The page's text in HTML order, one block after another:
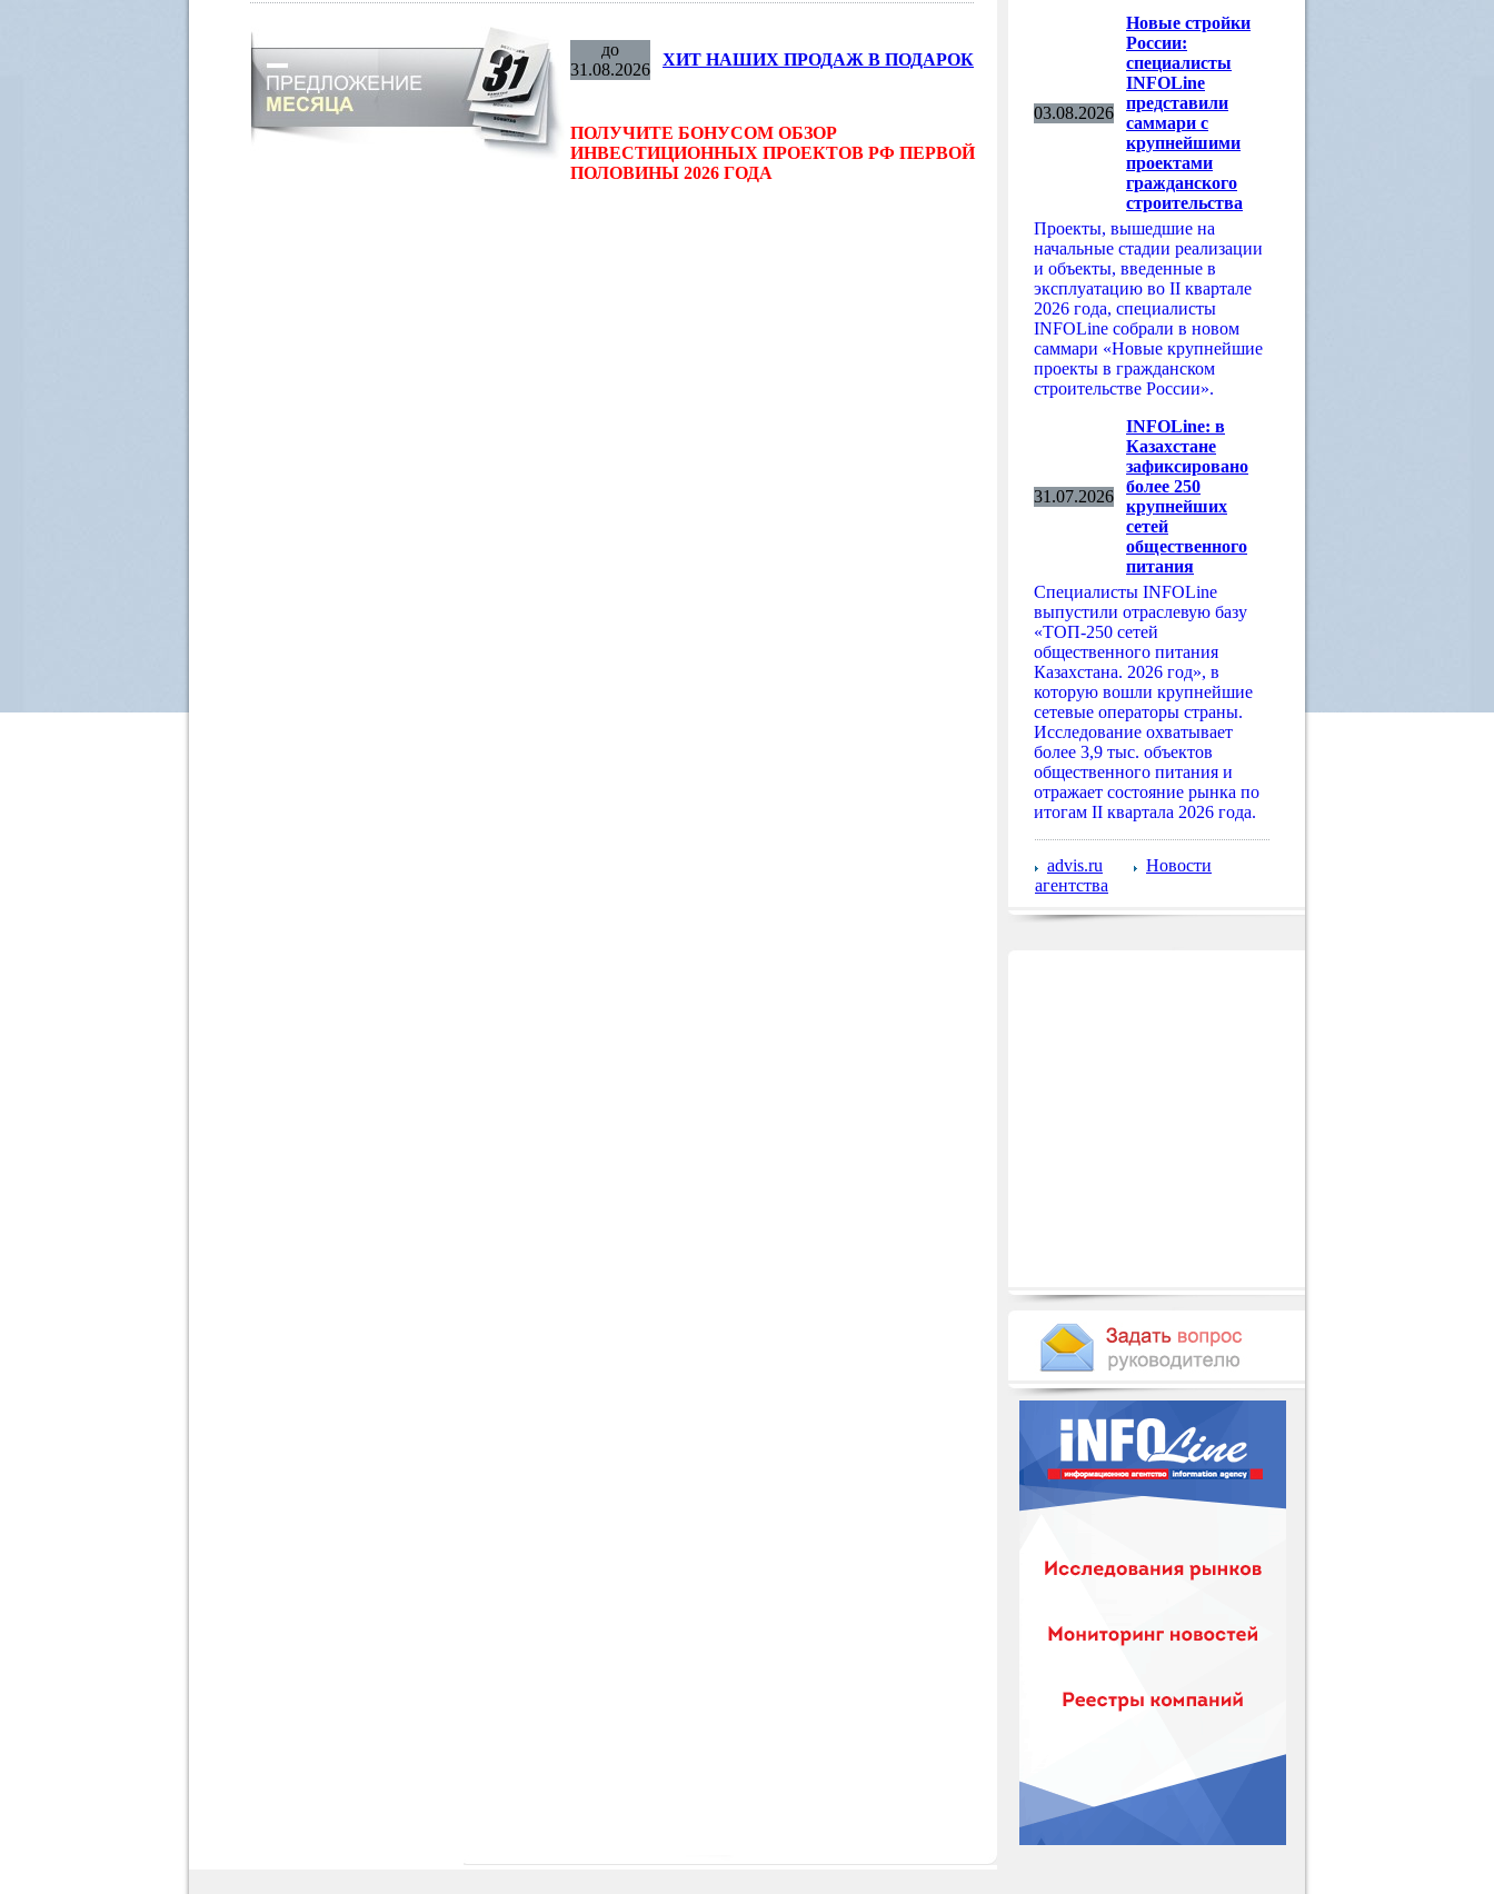
до
31.08.2026
ХИТ НАШИХ ПРОДАЖ В ПОДАРОК
ПОЛУЧИТЕ БОНУСОМ ОБЗОР
ИНВЕСТИЦИОННЫХ ПРОЕКТОВ РФ ПЕРВОЙ
ПОЛОВИНЫ 2026 ГОДА
03.08.2026
Новые стройки
России:
специалисты
INFOLine
представили
саммари с
крупнейшими
проектами
гражданского
строительства
Проекты, вышедшие на
начальные стадии реализации
и объекты, введенные в
эксплуатацию во II квартале
2026 года, специалисты
INFOLine собрали в новом
саммари «Новые крупнейшие
проекты в гражданском
строительстве России».
31.07.2026
INFOLine: в
Казахстане
зафиксировано
более 250
крупнейших
сетей
общественного
питания
Специалисты INFOLine
выпустили отраслевую базу
«ТОП-250 сетей
общественного питания
Казахстана. 2026 год», в
которую вошли крупнейшие
сетевые операторы страны.
Исследование охватывает
более 3,9 тыс. объектов
общественного питания и
отражает состояние рынка по
итогам II квартала 2026 года.
advis.ru
Новости
агентства